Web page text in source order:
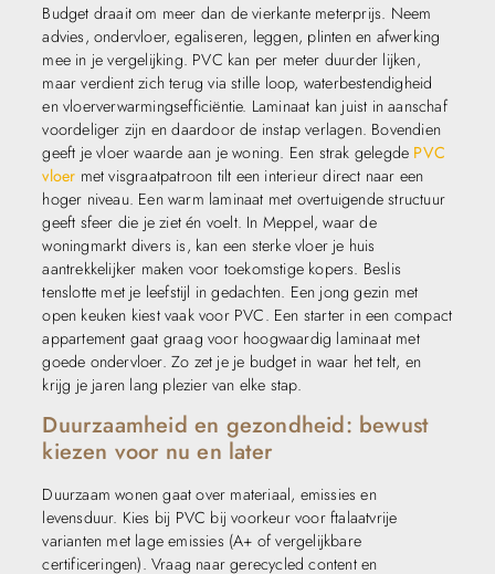
Budget draait om meer dan de vierkante meterprijs. Neem
advies, ondervloer, egaliseren, leggen, plinten en afwerking
mee in je vergelijking. PVC kan per meter duurder lijken,
maar verdient zich terug via stille loop, waterbestendigheid
en vloerverwarmingsefficiëntie. Laminaat kan juist in aanschaf
voordeliger zijn en daardoor de instap verlagen. Bovendien
geeft je vloer waarde aan je woning. Een strak gelegde PVC
vloer met visgraatpatroon tilt een interieur direct naar een
hoger niveau. Een warm laminaat met overtuigende structuur
geeft sfeer die je ziet én voelt. In Meppel, waar de
woningmarkt divers is, kan een sterke vloer je huis
aantrekkelijker maken voor toekomstige kopers. Beslis
tenslotte met je leefstijl in gedachten. Een jong gezin met
open keuken kiest vaak voor PVC. Een starter in een compact
appartement gaat graag voor hoogwaardig laminaat met
goede ondervloer. Zo zet je je budget in waar het telt, en
krijg je jaren lang plezier van elke stap.
Duurzaamheid en gezondheid: bewust
kiezen voor nu en later
Duurzaam wonen gaat over materiaal, emissies en
levensduur. Kies bij PVC bij voorkeur voor ftalaatvrije
varianten met lage emissies (A+ of vergelijkbare
certificeringen). Vraag naar gerecycled content en